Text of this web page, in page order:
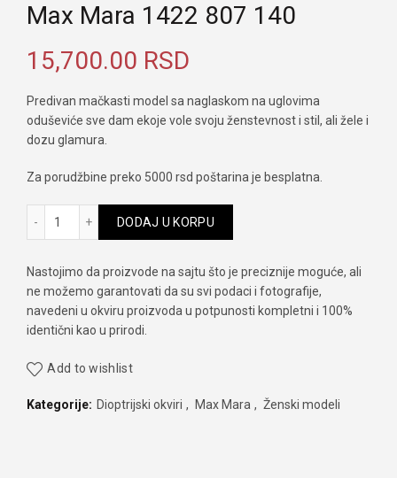
Max Mara 1422 807 140
15,700.00 RSD
Predivan mačkasti model sa naglaskom na uglovima
oduševiće sve dam ekoje vole svoju ženstevnost i stil, ali žele i
dozu glamura.
Za porudžbine preko 5000 rsd poštarina je besplatna.
Max Mara 1422 807 140 količina
DODAJ U KORPU
Nastojimo da proizvode na sajtu što je preciznije moguće, ali
ne možemo garantovati da su svi podaci i fotografije,
navedeni u okviru proizvoda u potpunosti kompletni i 100%
identični kao u prirodi.
Add to wishlist
Kategorije: Dioptrijski okviri , Max Mara , Ženski modeli